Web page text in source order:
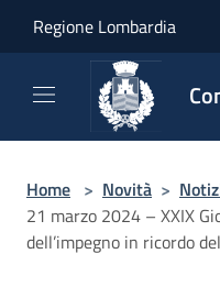
Regione Lombardia
Home > Novità >
21 marzo 2024 – XXIX
dell’impegno in ricordo